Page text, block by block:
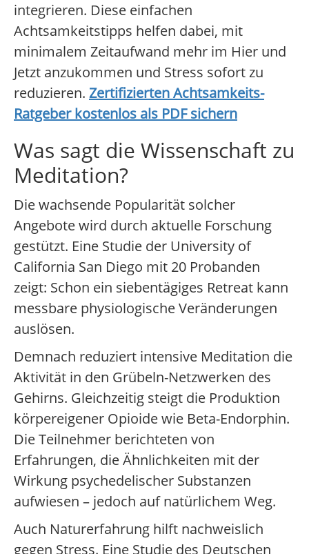
integrieren. Diese einfachen
Achtsamkeitstipps helfen dabei, mit
minimalem Zeitaufwand mehr im Hier und
Jetzt anzukommen und Stress sofort zu
reduzieren. Zertifizierten Achtsamkeits-
Ratgeber kostenlos als PDF sichern
Was sagt die Wissenschaft zu
Meditation?
Die wachsende Popularität solcher
Angebote wird durch aktuelle Forschung
gestützt. Eine Studie der University of
California San Diego mit 20 Probanden
zeigt: Schon ein siebentägiges Retreat kann
messbare physiologische Veränderungen
auslösen.
Demnach reduziert intensive Meditation die
Aktivität in den Grübeln-Netzwerken des
Gehirns. Gleichzeitig steigt die Produktion
körpereigener Opioide wie Beta-Endorphin.
Die Teilnehmer berichteten von
Erfahrungen, die Ähnlichkeiten mit der
Wirkung psychedelischer Substanzen
aufwiesen – jedoch auf natürlichem Weg.
Auch Naturerfahrung hilft nachweislich
gegen Stress. Eine Studie des Deutschen